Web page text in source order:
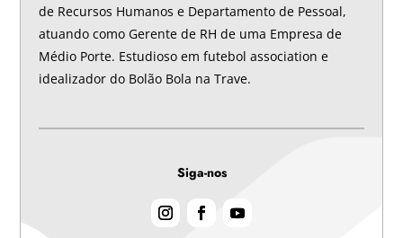
de Recursos Humanos e Departamento de Pessoal,
atuando como Gerente de RH de uma Empresa de
Médio Porte. Estudioso em futebol association e
idealizador do Bolão Bola na Trave.
Siga-nos